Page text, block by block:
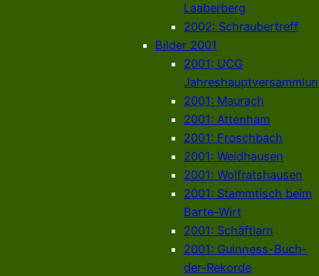
Laaberberg
2002: Schraubertreff
Bilder 2001
2001: UCG
2001: Maurach
2001: Attenham
2001: Froschbach
2001: Weidhausen
2001: Wolfratshausen
2001: Stammtisch beim
Barte-Wirt
2001: Schäftlarn
2001: Guinness-Buch-
der-Rekorde